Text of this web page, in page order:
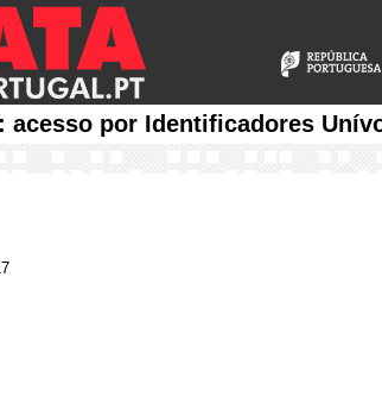
acesso por Identificadores